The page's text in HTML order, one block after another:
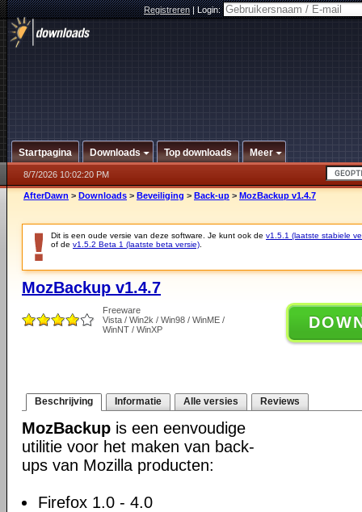
Registreren|Login:
Startpagina Downloads Top downloads Meer
8/7/2026 10:02:20 PM
AfterDawn > Downloads > Beveiliging > Back-up > MozBackup v1.4.7
Dit is een oude versie van deze software. Je kunt ook de v1.5.1 (laatste stabiele
of de v1.5.2 Beta 1 (laatste beta versie)
MozBackup v1.4.7
Freeware
Vista / Win2k / Win98 / WinME /
WinNT / WinXP
Beschrijving Informatie Alle versies Reviews
MozBackup is een eenvoudige
utilitie voor het maken van back-
ups van Mozilla producten:
Firefox 1.0 - 4.0